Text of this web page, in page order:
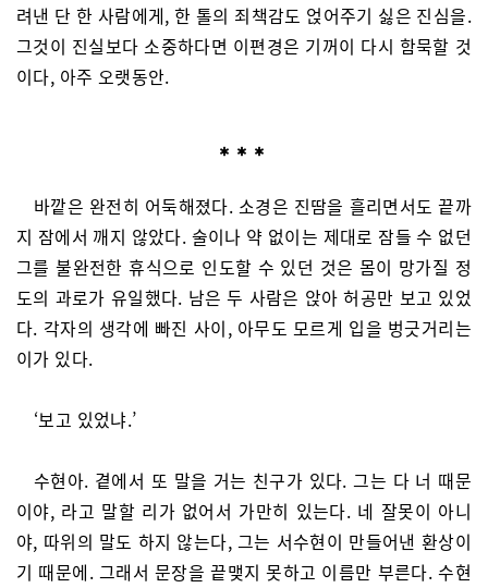
려낸 단 한 사람에게, 한 톨의 죄책감도 얹어주기 싫은 진심을.
그것이 진실보다 소중하다면 이편경은 기꺼이 다시 함묵할 것
이다, 아주 오랫동안.
바깥은 완전히 어둑해졌다. 소경은 진땀을 흘리면서도 끝까
지 잠에서 깨지 않았다. 술이나 약 없이는 제대로 잠들 수 없던
그를 불완전한 휴식으로 인도할 수 있던 것은 몸이 망가질 정
도의 과로가 유일했다. 남은 두 사람은 앉아 허공만 보고 있었
다. 각자의 생각에 빠진 사이, 아무도 모르게 입을 벙긋거리는
이가 있다.
‘보고 있었냐.’
수현아. 곁에서 또 말을 거는 친구가 있다. 그는 다 너 때문
이야, 라고 말할 리가 없어서 가만히 있는다. 네 잘못이 아니
야, 따위의 말도 하지 않는다, 그는 서수현이 만들어낸 환상이
기 때문에. 그래서 문장을 끝맺지 못하고 이름만 부른다. 수현